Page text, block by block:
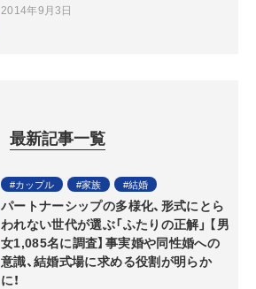
2014年9月3日
最新記事一覧
カップル 家族 結婚
パートナーシップの多様化、形式にとら
われない世代が選ぶ「ふたりの正解」 【男
女1,085名に調査】事実婚や同性婚への
意識、結婚式場に求める役割が明らか
に！